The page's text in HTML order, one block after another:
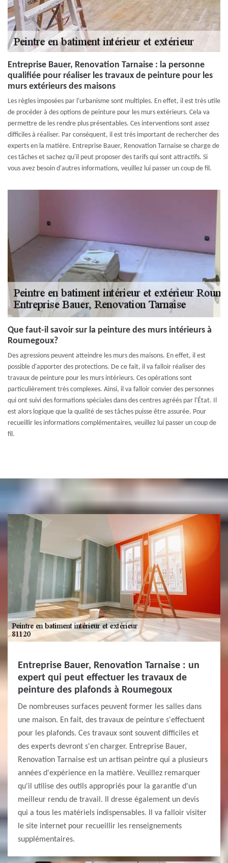
Entreprise Bauer, Renovation Tarnaise : la personne
qualifiée pour réaliser les travaux de peinture pour les
murs extérieurs des maisons
Les règles imposées par l'urbanisme sont multiples. En effet, il est très utile
de procéder à des options de peinture pour les murs extérieurs. Cela va
permettre de les rendre plus présentables. Ces interventions sont assez
difficiles à réaliser. Par conséquent, il est très important de rechercher des
experts en la matière. Entreprise Bauer, Renovation Tarnaise se charge de
ces tâches et sachez qu'il peut proposer des tarifs qui sont attractifs. Si
vous avez besoin d'autres informations, veuillez lui passer un coup de fil.
Que faut-il savoir sur la peinture des murs intérieurs à
Roumegoux?
Des agressions peuvent atteindre les murs des maisons. En effet, il est
possible d'apporter des protections. De ce fait, il va falloir réaliser des
travaux de peinture pour les murs intérieurs. Ces opérations sont
particulièrement très complexes. Ainsi, il va falloir convier des personnes
qui ont suivi des formations spéciales dans des centres agréés par l'État. Il
est alors logique que la qualité de ses tâches puisse être assurée. Pour
recueillir les informations complémentaires, veuillez lui passer un coup de
fil.
Entreprise Bauer, Renovation Tarnaise : un
expert qui peut effectuer les travaux de
peinture des plafonds à Roumegoux
De nombreuses surfaces peuvent former les salles dans
une maison. En fait, des travaux de peinture s'effectuent
pour les plafonds. Ces travaux sont souvent difficiles et
des experts devront s'en charger. Entreprise Bauer,
Renovation Tarnaise est un artisan peintre qui a plusieurs
années d'expérience en la matière. Veuillez remarquer
qu'il utilise des outils appropriés pour la garantie d'un
meilleur rendu de travail. Il dresse également un devis
qui a tous les matériels indispensables. Il va falloir visiter
le site internet pour recueillir les renseignements
supplémentaires.